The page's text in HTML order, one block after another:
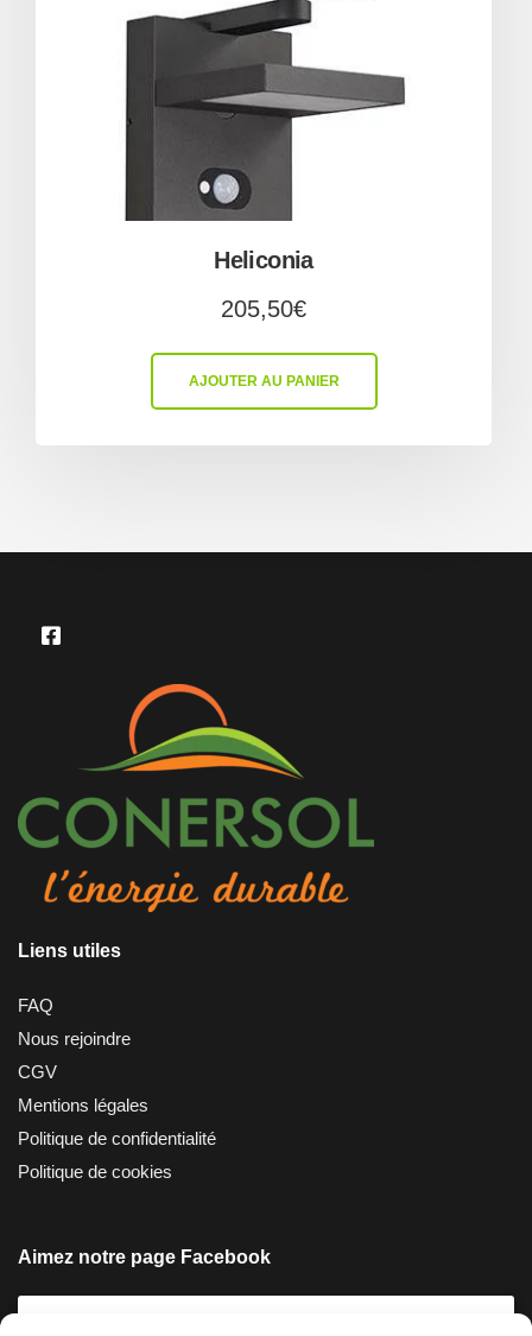
Heliconia
205,50€
AJOUTER AU PANIER
Liens utiles
FAQ
Nous rejoindre
CGV
Mentions légales
Politique de confidentialité
Politique de cookies
Aimez notre page Facebook